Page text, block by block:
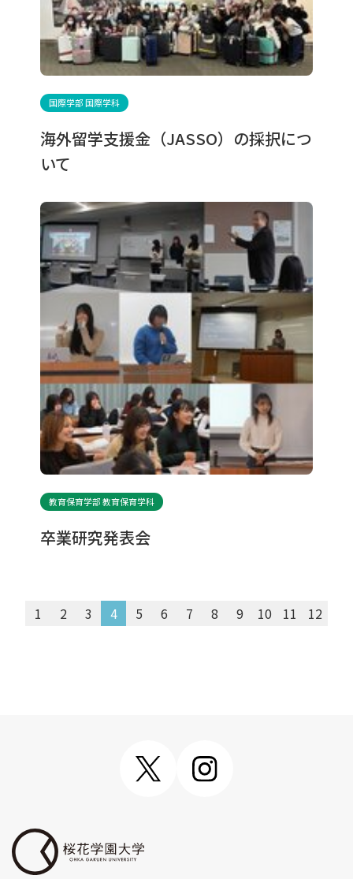
国際学部 国際学科
海外留学支援金（JASSO）の採択につ
いて
教育保育学部 教育保育学科
卒業研究発表会
1 2 3 4 5 6 7 8 9 10 11 12